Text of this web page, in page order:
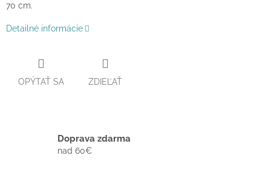
70 cm.
Detailné informácie
OPÝTAŤ SA ZDIEĽAŤ
Doprava zdarma
nad 60€